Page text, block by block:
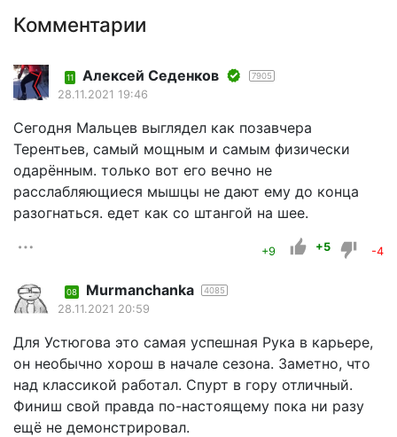
Комментарии
11 Алексей Седенков 7905
28.11.2021 19:46
Сегодня Мальцев выглядел как позавчера
Терентьев, самый мощным и самым физически
одарённым. только вот его вечно не
расслабляющиеся мышцы не дают ему до конца
разогнаться. едет как со штангой на шее.
+9 +5 -4
08 Murmanchanka 4085
28.11.2021 20:59
Для Устюгова это самая успешная Рука в карьере,
он необычно хорош в начале сезона. Заметно, что
над классикой работал. Спурт в гору отличный.
Финиш свой правда по-настоящему пока ни разу
ещё не демонстрировал.